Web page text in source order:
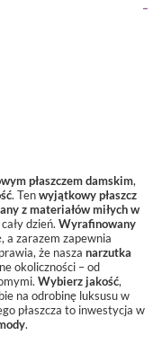
płaszczem damskim,
. Tenwyjątkowy płaszcz
z materiałów miłych w
dzień. Wyrafinowany
a zarazem zapewnia
że nasza narzutka
okoliczności – od
Wybierz jakość,
na odrobinę luksusu w
płaszcza to inwestycja w
.